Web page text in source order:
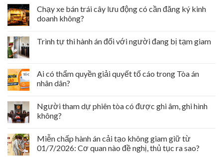
Chạy xe bán trái cây lưu động có cần đăng ký kinh
doanh không?
Trình tự thi hành án đối với người đang bị tạm giam
Ai có thẩm quyền giải quyết tố cáo trong Tòa án
nhân dân?
Người tham dự phiên tòa có được ghi âm, ghi hình
không?
Miễn chấp hành án cải tạo không giam giữ từ
01/7/2026: Cơ quan nào đề nghị, thủ tục ra sao?